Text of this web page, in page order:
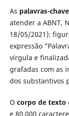
As palavras-chave
atender a ABNT,
18/05/2021):
expressão
vírgula e
grafadas com as
dos substantivos
O corpo de texto
e 80.000